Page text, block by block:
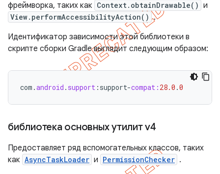
фреймворка, таких как Context.obtainDrawable() и
View.performAccessibilityAction() .
Идентификатор зависимости этой библиотеки в
скрипте сборки Gradle выглядит следующим образом:
com .android . support : support-compat: 28.0 .0
библиотека основных утилит v4
Предоставляет ряд вспомогательных классов, таких
как AsyncTaskLoader и PermissionChecker .